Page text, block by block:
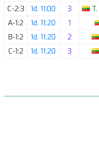
C-2:3
1d. 11:00 3 T.
A-1:2
1d. 11:20 1
B-1:2
1d. 11:20 2
C-1:2
1d. 11:20 3